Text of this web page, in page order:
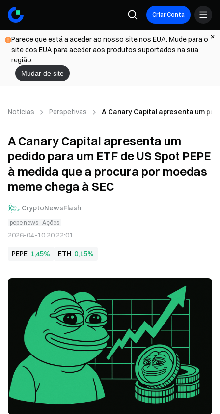
Criar Conta
Parece que está a aceder ao nosso site nos EUA. Mude para o
site dos EUA para aceder aos produtos suportados na sua
região.
Mudar de site
Notícias Perspetivas A Canary Capital apresenta um
A Canary Capital apresenta um
pedido para um ETF de US Spot PEPE
à medida que a procura por moedas
meme chega à SEC
CryptoNewsFlash
pepe news Ações
2026-04-10 20:22:01
PEPE 1,45% ETH 0,15%